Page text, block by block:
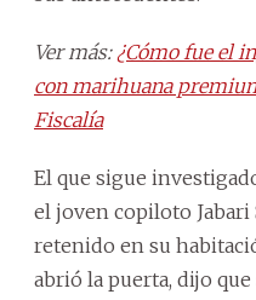
Ver más:¿Cómo fue el
con marihuana
Fiscalía
El que sigue
el joven copiloto
retenido en su
abrió la puerta, dijo